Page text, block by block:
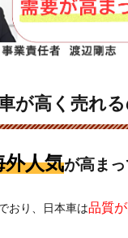
が高く売れる
人気が高ま
おり、日本車は品質